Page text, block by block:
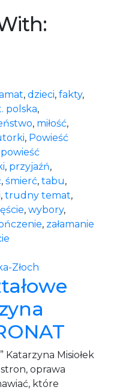
, dzieci, fakty,
polska,
, miłość,
, Powieść
powieść
, przyjaźń,
, śmierć, tabu,
, trudny temat,
, wybory,
, załamanie
Złoch
Katarzyna Misiołek
oprawa
które